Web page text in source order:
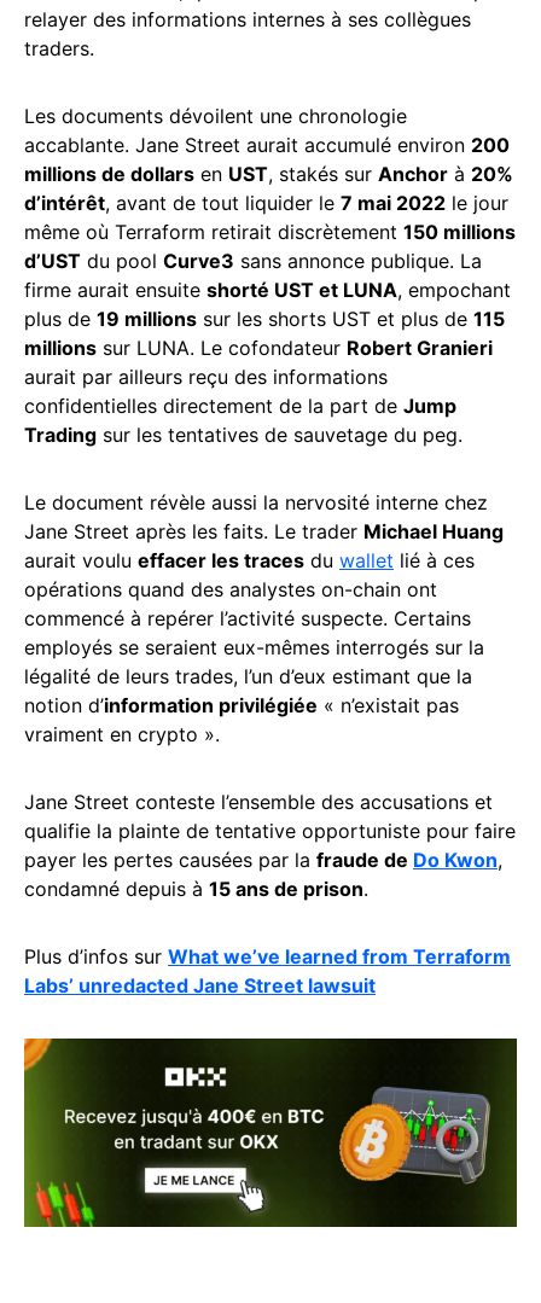
relayer des informations internes à ses collègues
traders.
Les documents dévoilent une chronologie
accablante. Jane Street aurait accumulé environ 200
millions de dollars en UST, stakés sur Anchor à 20%
d’intérêt, avant de tout liquider le 7 mai 2022 le jour
même où Terraform retirait discrètement 150 millions
d’UST du pool Curve3 sans annonce publique. La
firme aurait ensuite shorté UST et LUNA, empochant
plus de 19 millions sur les shorts UST et plus de 115
millions sur LUNA. Le cofondateur Robert Granieri
aurait par ailleurs reçu des informations
confidentielles directement de la part de Jump
Trading sur les tentatives de sauvetage du peg.
Le document révèle aussi la nervosité interne chez
Jane Street après les faits. Le trader Michael Huang
aurait voulu effacer les traces du wallet lié à ces
opérations quand des analystes on-chain ont
commencé à repérer l’activité suspecte. Certains
employés se seraient eux-mêmes interrogés sur la
légalité de leurs trades, l’un d’eux estimant que la
notion d’information privilégiée « n’existait pas
vraiment en crypto ».
Jane Street conteste l’ensemble des accusations et
qualifie la plainte de tentative opportuniste pour faire
payer les pertes causées par la fraude de Do Kwon,
condamné depuis à 15 ans de prison.
Plus d’infos sur What we’ve learned from Terraform
Labs’ unredacted Jane Street lawsuit